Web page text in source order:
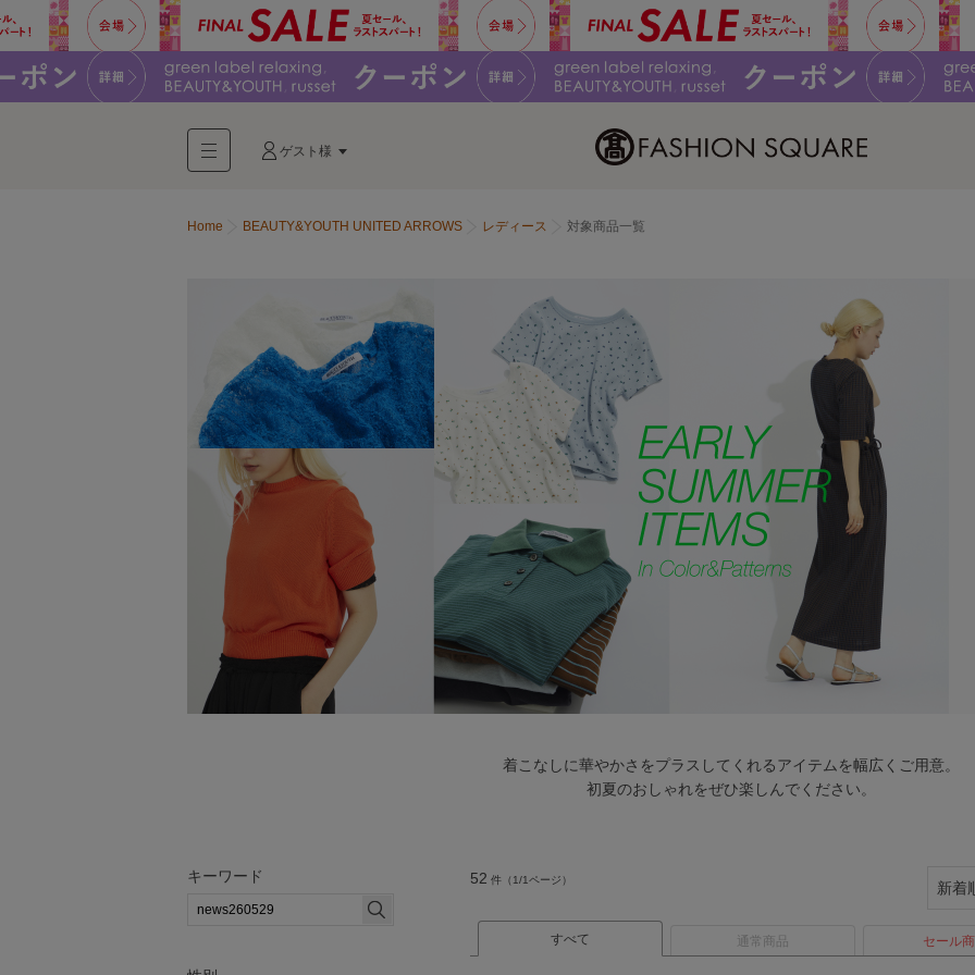
ゲスト様
Home BEAUTY&YOUTH UNITED ARROWS レディース 対象商品一覧
着こなしに華やかさをプラスしてくれるアイテムを幅広くご用意。
初夏のおしゃれをぜひ楽しんでください。
52 件（1/1ページ）
すべて 通常商品 セール
キーワード